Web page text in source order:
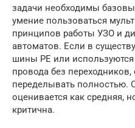
задачи необходимы
умение пользоваться
принципов работы УЗО и
автоматов. Если в
шины PE или
провода без переходников,
переделывать полностью.
оценивается как средняя,
критична.